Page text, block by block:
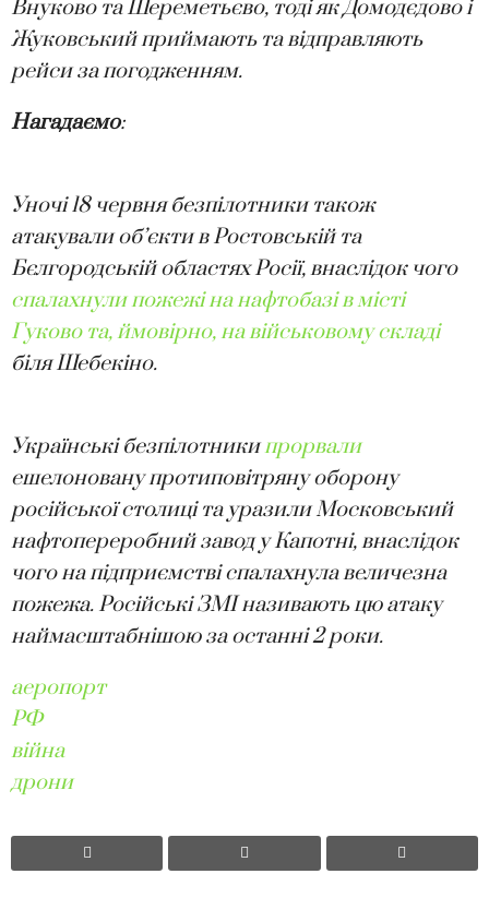
Внуково та Шереметьєво, тоді як Домодєдово і
Жуковський приймають та відправляють
рейси за погодженням.
Нагадаємо:
Уночі 18 червня безпілотники також
атакували об’єкти в Ростовській та
Бєлгородській областях Росії, внаслідок чого
спалахнули пожежі на нафтобазі в місті
Гуково та, ймовірно, на військовому складі
біля Шебекіно.
Українські безпілотникипрорвали
ешелоновану протиповітряну оборону
російської столиці та уразили Московський
нафтопереробний завод у Капотні, внаслідок
чого на підприємстві спалахнула величезна
пожежа. Російські ЗМІ називають цю атаку
наймасштабнішою за останні 2 роки.
аеропорт
РФ
війна
дрони